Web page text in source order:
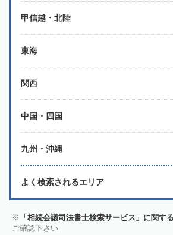
甲信越・北陸
東海
関西
中国・四国
九州・沖縄
よく検索されるエリア
「相続会議司法書士検索サービス」に関す
ご確認下さい